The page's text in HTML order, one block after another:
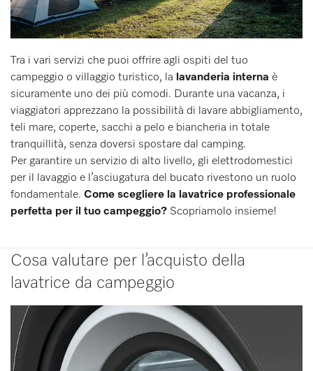
Tra i vari servizi che puoi offrire agli ospiti del tuo
campeggio o villaggio turistico, la lavanderia interna è
sicuramente uno dei più comodi. Durante una vacanza, i
viaggiatori apprezzano la possibilità di lavare abbigliamento,
teli mare, coperte, sacchi a pelo e biancheria in totale
tranquillità, senza doversi spostare dal camping.
Per garantire un servizio di alto livello, gli elettrodomestici
per il lavaggio e l’asciugatura del bucato rivestono un ruolo
fondamentale. Come scegliere la lavatrice professionale
perfetta per il tuo campeggio? Scopriamolo insieme!
Cosa valutare per l’acquisto della
lavatrice da campeggio